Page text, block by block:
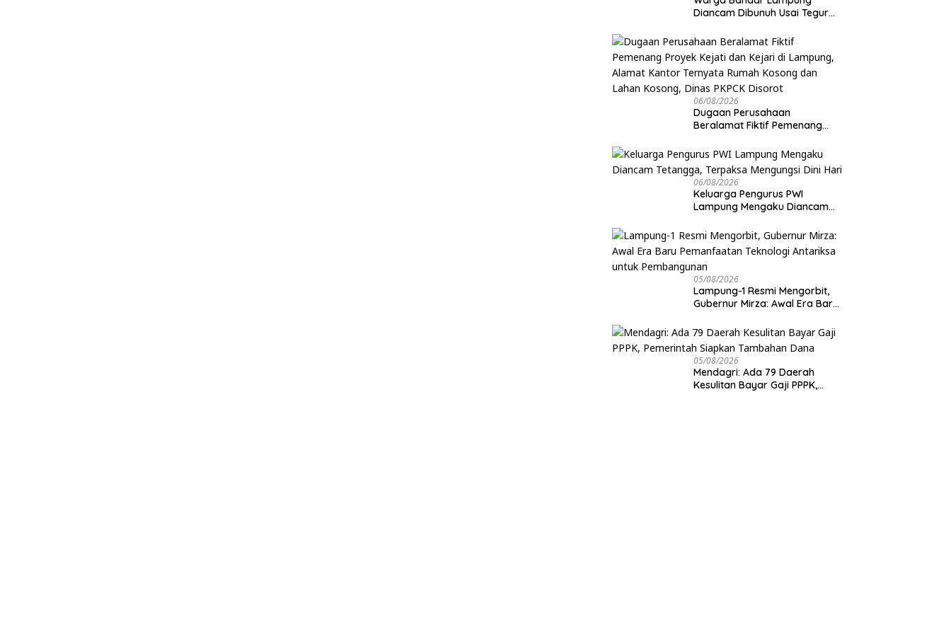
Diancam Dibunuh Usai Tegur
06/08/2026
Dugaan Perusahaan
Beralamat Fiktif Pemenang
Lampung, Alamat Kantor
Ternyata Rumah Kosong dan
Lahan Kosong, Dinas PKPCK
Disorot
06/08/2026
Keluarga Pengurus PWI
Lampung Mengaku Diancam
Dini Hari
05/08/2026
Lampung-1 Resmi Mengorbit,
Gubernur Mirza: Awal Era Baru
Antariksa untuk Pembangunan
05/08/2026
Mendagri: Ada 79 Daerah
Kesulitan Bayar Gaji PPPK,